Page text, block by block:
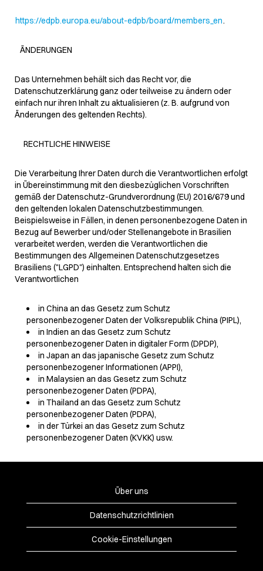
https://edpb.europa.eu/about-edpb/board/members_en.
ÄNDERUNGEN
Das Unternehmen behält sich das Recht vor, die
Datenschutzerklärung ganz oder teilweise zu ändern oder
einfach nur ihren Inhalt zu aktualisieren (z. B. aufgrund von
Änderungen des geltenden Rechts).
RECHTLICHE HINWEISE
Die Verarbeitung Ihrer Daten durch die Verantwortlichen erfolgt
in Übereinstimmung mit den diesbezüglichen Vorschriften
gemäß der Datenschutz-Grundverordnung (EU) 2016/679 und
den geltenden lokalen Datenschutzbestimmungen.
Beispielsweise in Fällen, in denen personenbezogene Daten in
Bezug auf Bewerber und/oder Stellenangebote in Brasilien
verarbeitet werden, werden die Verantwortlichen die
Bestimmungen des Allgemeinen Datenschutzgesetzes
Brasiliens ("LGPD") einhalten. Entsprechend halten sich die
Verantwortlichen
in China an das Gesetz zum Schutz
personenbezogener Daten der Volksrepublik China (PIPL),
in Indien an das Gesetz zum Schutz
personenbezogener Daten in digitaler Form (DPDP),
in Japan an das japanische Gesetz zum Schutz
personenbezogener Informationen (APPI),
in Malaysien an das Gesetz zum Schutz
personenbezogener Daten (PDPA),
in Thailand an das Gesetz zum Schutz
personenbezogener Daten (PDPA),
in der Türkei an das Gesetz zum Schutz
personenbezogener Daten (KVKK) usw.
Über uns
Datenschutzrichtlinien
Cookie-Einstellungen